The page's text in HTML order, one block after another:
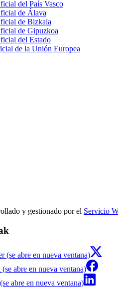
del País Vasco
de Álava
de Bizkaia
de Gipuzkoa
del Estado
de la Unión Europea
y gestionado por el Servicio
(se abre en nueva ventana)
abre en nueva ventana)
abre en nueva ventana)